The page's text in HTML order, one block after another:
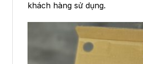
khách hàng sử dụng.